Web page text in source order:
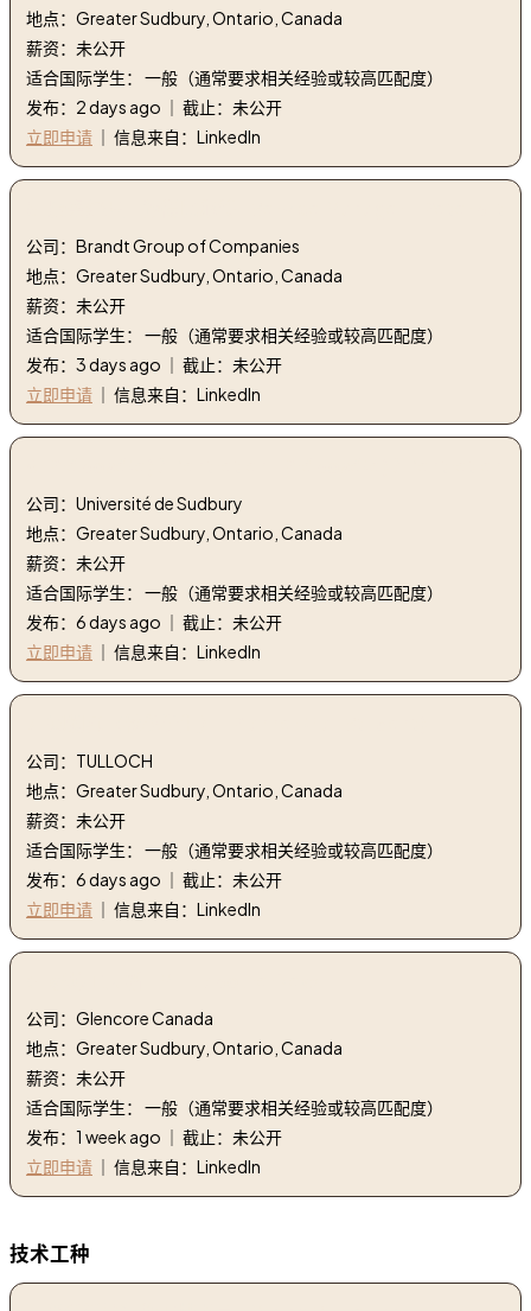
地点：Greater Sudbury, Ontario, Canada
薪资：未公开
适合国际学生： 一般（通常要求相关经验或较高匹配度）
发布：2 days ago ｜ 截止：未公开
立即申请 ｜ 信息来自：LinkedIn
公司：Brandt Group of Companies
地点：Greater Sudbury, Ontario, Canada
薪资：未公开
适合国际学生： 一般（通常要求相关经验或较高匹配度）
发布：3 days ago ｜ 截止：未公开
立即申请 ｜ 信息来自：LinkedIn
公司：Université de Sudbury
地点：Greater Sudbury, Ontario, Canada
薪资：未公开
适合国际学生： 一般（通常要求相关经验或较高匹配度）
发布：6 days ago ｜ 截止：未公开
立即申请 ｜ 信息来自：LinkedIn
公司：TULLOCH
地点：Greater Sudbury, Ontario, Canada
薪资：未公开
适合国际学生： 一般（通常要求相关经验或较高匹配度）
发布：6 days ago ｜ 截止：未公开
立即申请 ｜ 信息来自：LinkedIn
公司：Glencore Canada
地点：Greater Sudbury, Ontario, Canada
薪资：未公开
适合国际学生： 一般（通常要求相关经验或较高匹配度）
发布：1 week ago ｜ 截止：未公开
立即申请 ｜ 信息来自：LinkedIn
技术工种